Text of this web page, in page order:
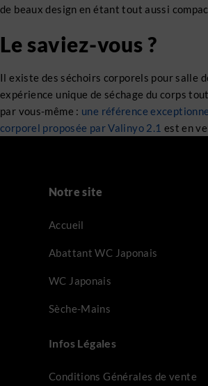
de beaux design en étant tout aussi
Le saviez-vous ?
Il existe des séchoirs corporels pour salle
expérience unique de séchage du corps
par vous-même : une référence
corporel proposée par Valinyo 2.1 est en
Notre site
Accueil
Abattant WC Japonais
WC Japonais
Sèche-Mains
Infos Légales
Conditions Générales de vente